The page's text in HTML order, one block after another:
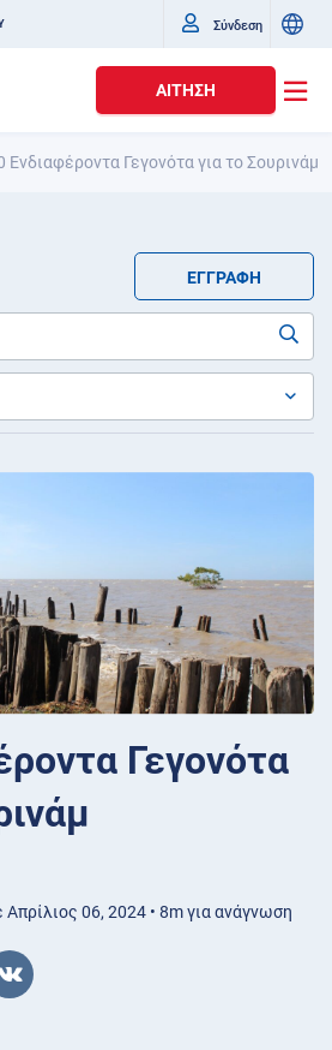
Σύνδεση
ΑΊΤΗΣΗ
Ενδιαφέροντα Γεγονότα για το Σουρινάμ
ΕΓΓΡΑΦΉ
Γεγονότα
06, 2024 • 8m για ανάγνωση